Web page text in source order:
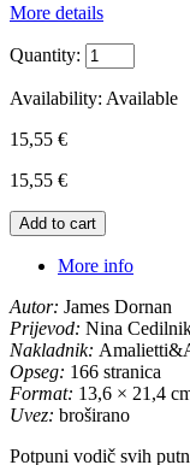
More details
Quantity:
Availability: Available
15,55 €
15,55 €
More info
Autor: James Dornan
Prijevod: Nina
Nakladnik:
Opseg: 166 stranica
Format: 13,6 × 21,4
Uvez: broširano
Potpuni vodič svih